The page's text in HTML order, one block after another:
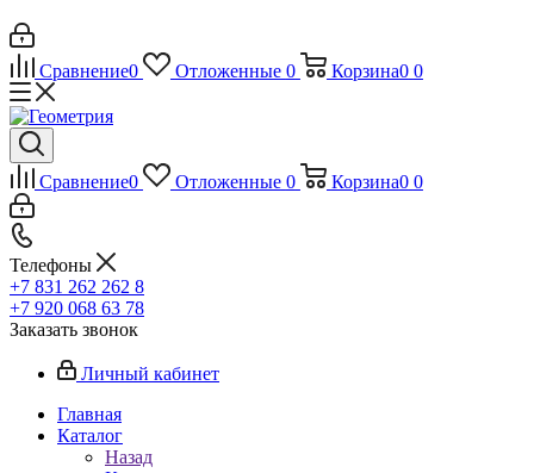
Сравнение0 Отложенные 0 Корзина0 0
Сравнение0 Отложенные 0 Корзина0 0
Телефоны
+7 831 262 262 8
+7 920 068 63 78
Заказать звонок
Личный кабинет
Главная
Каталог
Назад